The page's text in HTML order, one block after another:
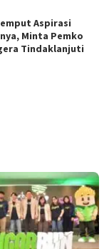
Aspirasi
Minta Pemko
Tindaklanjuti